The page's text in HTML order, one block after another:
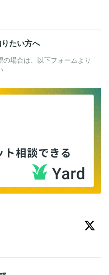
たい方へ
場合は、以下フォームより